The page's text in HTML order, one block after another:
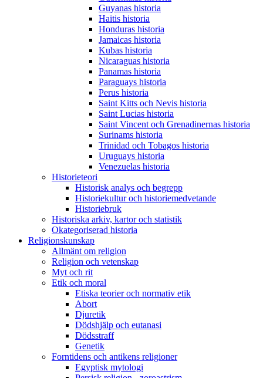
Guyanas historia
Haitis historia
Honduras historia
Jamaicas historia
Kubas historia
Nicaraguas historia
Panamas historia
Paraguays historia
Perus historia
Saint Kitts och Nevis historia
Saint Lucias historia
Saint Vincent och Grenadinernas historia
Surinams historia
Trinidad och Tobagos historia
Uruguays historia
Venezuelas historia
Historieteori
Historisk analys och begrepp
Historiekultur och historiemedvetande
Historiebruk
Historiska arkiv, kartor och statistik
Okategoriserad historia
Religionskunskap
Allmänt om religion
Religion och vetenskap
Myt och rit
Etik och moral
Etiska teorier och normativ etik
Abort
Djuretik
Dödshjälp och eutanasi
Dödsstraff
Genetik
Forntidens och antikens religioner
Egyptisk mytologi